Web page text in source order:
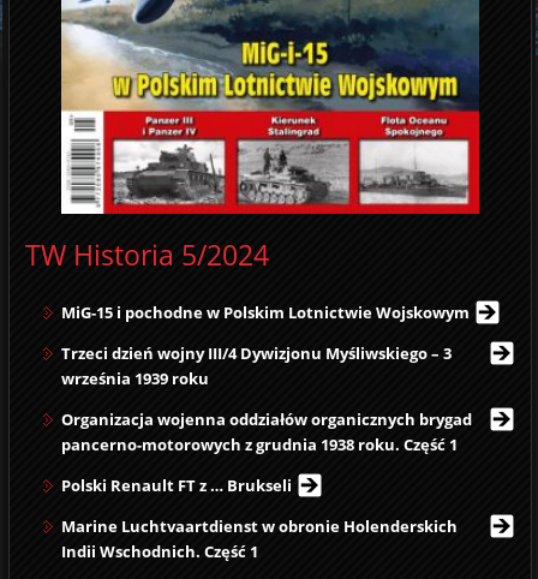
TW Historia 5/2024
MiG-15 i pochodne w Polskim Lotnictwie Wojskowym
Trzeci dzień wojny III/4 Dywizjonu Myśliwskiego – 3
września 1939 roku
Organizacja wojenna oddziałów organicznych brygad
pancerno-motorowych z grudnia 1938 roku. Część 1
Polski Renault FT z … Brukseli
Marine Luchtvaartdienst w obronie Holenderskich
Indii Wschodnich. Część 1